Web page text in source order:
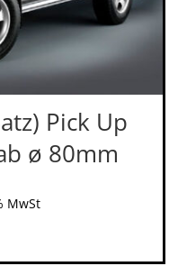
Pick Up
ø 80mm
MwSt